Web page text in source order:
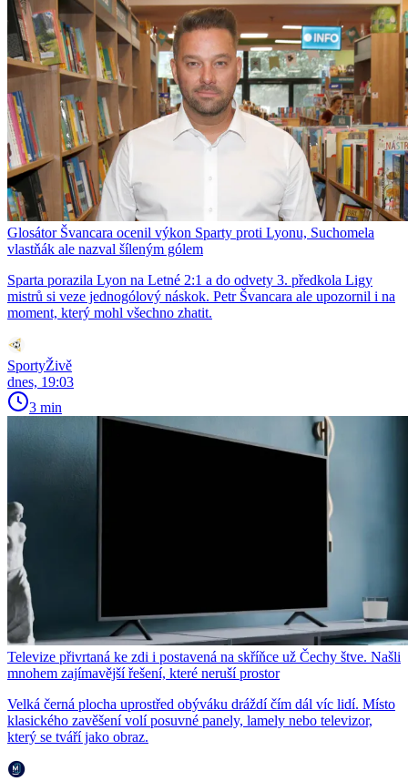
Glosátor Švancara ocenil výkon Sparty proti Lyonu, Suchomela
vlastňák ale nazval šíleným gólem
Sparta porazila Lyon na Letné 2:1 a do odvety 3. předkola Ligy
mistrů si veze jednogólový náskok. Petr Švancara ale upozornil i na
moment, který mohl všechno zhatit.
SportyŽivě
dnes, 19:03
3 min
Televize přivrtaná ke zdi i postavená na skříňce už Čechy štve. Našli
mnohem zajímavější řešení, které neruší prostor
Velká černá plocha uprostřed obýváku dráždí čím dál víc lidí. Místo
klasického zavěšení volí posuvné panely, lamely nebo televizor,
který se tváří jako obraz.